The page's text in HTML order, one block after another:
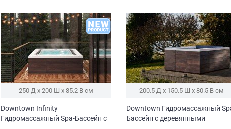
250 Д x 200 Ш x 85.2 В см
Downtown Infinity
Гидромассажный Spa-Бассейн с
200.5 Д x 150.5 Ш x 80.5 В см
Downtown Гидромассажный
Бассейн с деревянными